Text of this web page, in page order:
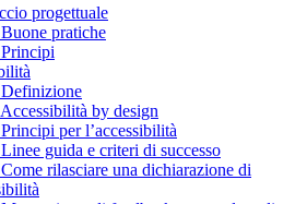
progettuale
pratiche
by design
per l’accessibilità
guida e criteri di successo
rilasciare una dichiarazione di